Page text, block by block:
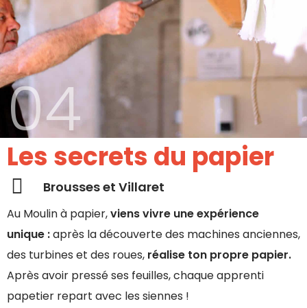
04
Les secrets du papier
Brousses et Villaret
Au Moulin à papier,viens vivre une expérience
unique :après la découverte des machines anciennes,
des turbines et des roues, réalise ton propre papier.
Après avoir pressé ses feuilles, chaque apprenti
papetier repart avec les siennes !